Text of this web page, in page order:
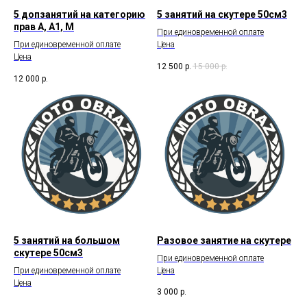
5 допзанятий на категорию
прав А, А1, М
При единовременной оплате
Цена
12 000 р.
5 занятий на скутере 50см3
При единовременной оплате
Цена
12 500 р. 15 000 р.
5 занятий на большом
скутере 50см3
При единовременной оплате
Цена
Разовое занятие на скутере
При единовременной оплате
Цена
3 000 р.